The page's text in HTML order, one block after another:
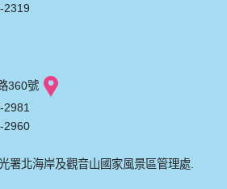
2319
360號
2960
署北海岸及觀音山國家風景區管理處.